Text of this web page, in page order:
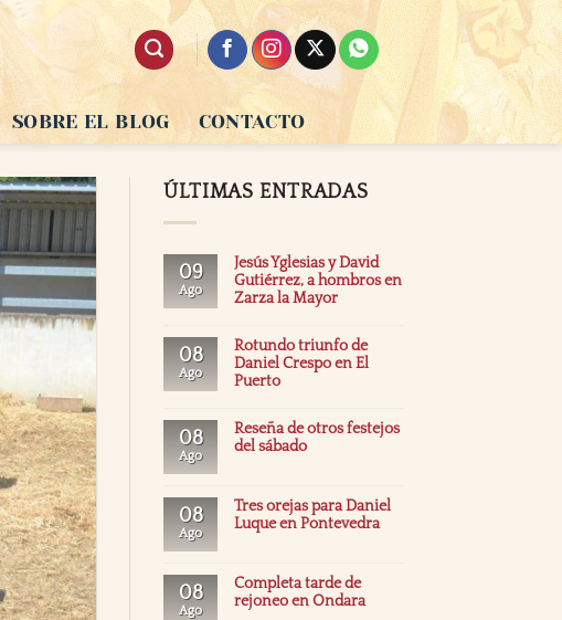
SOBRE EL BLOG CONTACTO
ÚLTIMAS ENTRADAS
09
Ago
Jesús Yglesias y David
Gutiérrez, a hombros en
Zarza la Mayor
08
Ago
Rotundo triunfo de
Daniel Crespo en El
Puerto
08
Ago
Reseña de otros festejos
del sábado
08
Ago
Tres orejas para Daniel
Luque en Pontevedra
08
Ago
Completa tarde de
rejoneo en Ondara